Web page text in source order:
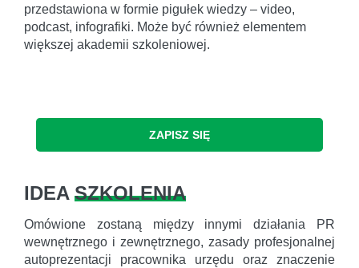
przedstawiona w formie pigułek wiedzy – video,
podcast, infografiki. Może być również elementem
większej akademii szkoleniowej.
ZAPISZ SIĘ
IDEA SZKOLENIA
Omówione zostaną między innymi działania PR
wewnętrznego i zewnętrznego, zasady profesjonalnej
autoprezentacji pracownika urzędu oraz znaczenie